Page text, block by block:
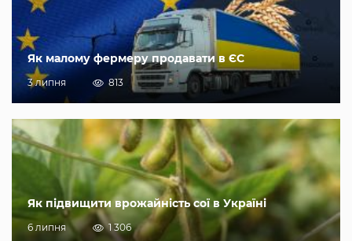
Як малому фермеру продавати в ЄС
3 липня 813
Як підвищити врожайність сої в Україні
6 липня 1 306